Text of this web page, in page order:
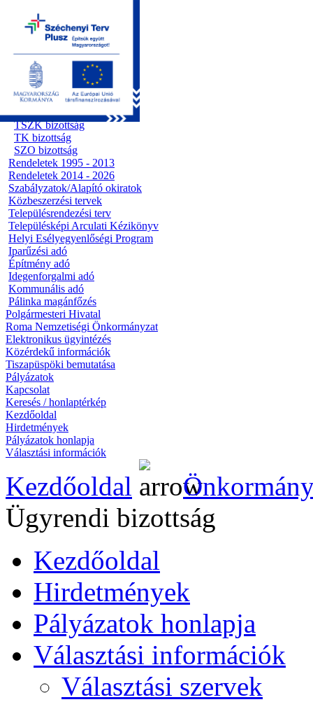
Kezdőoldal
Önkormányzat
Előterjesztések
Testületi ülések
Polgármesteri döntések
Bizottsági ülések
Ügyrendi bizottság
Előterjesztések
Pénzügyi bizottság
TSZK bizottság
TK bizottság
SZO bizottság
Rendeletek 1995 - 2013
Rendeletek 2014 - 2026
Szabályzatok/Alapító okiratok
Közbeszerzési tervek
Településrendezési terv
Településképi Arculati Kézikönyv
Helyi Esélyegyenlőségi Program
Iparűzési adó
Építmény adó
Idegenforgalmi adó
Kommunális adó
Pálinka magánfőzés
Polgármesteri Hivatal
Roma Nemzetiségi Önkormányzat
Elektronikus ügyintézés
Közérdekű információk
Tiszapüspöki bemutatása
Pályázatok
Kapcsolat
Keresés / honlaptérkép
Kezdőoldal
Hirdetmények
Pályázatok honlapja
Választási információk
Kezdőoldal
Ügyrendi bizottság
Kezdőoldal
Hirdetmények
Pályázatok honlapja
Választási információk
Választási szervek